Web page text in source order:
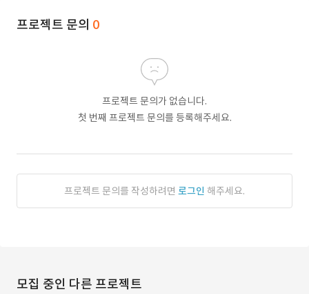
프로젝트 문의 0
프로젝트 문의가 없습니다.
첫 번째 프로젝트 문의를 등록해주세요.
프로젝트 문의를 작성하려면 로그인 해주세요.
모집 중인 다른 프로젝트